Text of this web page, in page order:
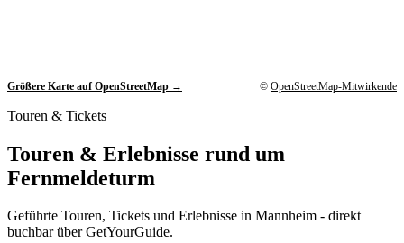
Größere Karte auf OpenStreetMap → © OpenStreetMap-Mitwirkende
Touren & Tickets
Touren & Erlebnisse rund um
Fernmeldeturm
Geführte Touren, Tickets und Erlebnisse in Mannheim - direkt
buchbar über GetYourGuide.